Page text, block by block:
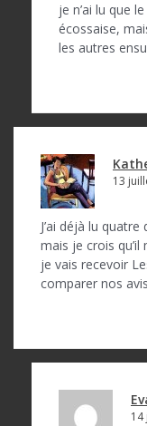
e
je n’ai lu que
écossaise,
les autres
13
J’ai déjà lu
mais je crois
je vais recevoir
comparer nos
14